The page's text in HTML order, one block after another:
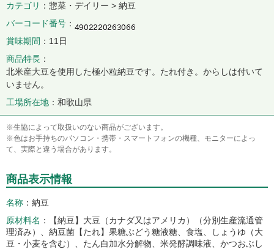
カテゴリ
惣菜・デイリー > 納豆
バーコード番号
賞味期間
11日
商品特長
北米産大豆を使用した極小粒納豆です。たれ付き。からしは付いて
いません。
工場所在地
和歌山県
※生協によって取扱いのない商品がございます。
※色はお手持ちのパソコン・携帯・スマートフォンの機種、モニターによっ
て、実際と違う場合があります。
商品表示情報
名称
納豆
原材料名
【納豆】大豆（カナダ又はアメリカ）（分別生産流通管
理済み）、納豆菌【たれ】果糖ぶどう糖液糖、食塩、しょうゆ（大
豆・小麦を含む）、たん白加水分解物、米発酵調味液、かつおぶし